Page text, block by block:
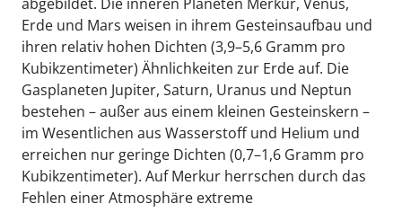
Erde und Mars weisen in ihrem Gesteinsaufbau und
ihren relativ hohen Dichten (3,9–5,6 Gramm pro
Kubikzentimeter) Ähnlichkeiten zur Erde auf. Die
Gasplaneten Jupiter, Saturn, Uranus und Neptun
bestehen – außer aus einem kleinen Gesteinskern –
im Wesentlichen aus Wasserstoff und Helium und
erreichen nur geringe Dichten (0,7–1,6 Gramm pro
Kubikzentimeter). Auf Merkur herrschen durch das
Fehlen einer Atmosphäre extreme